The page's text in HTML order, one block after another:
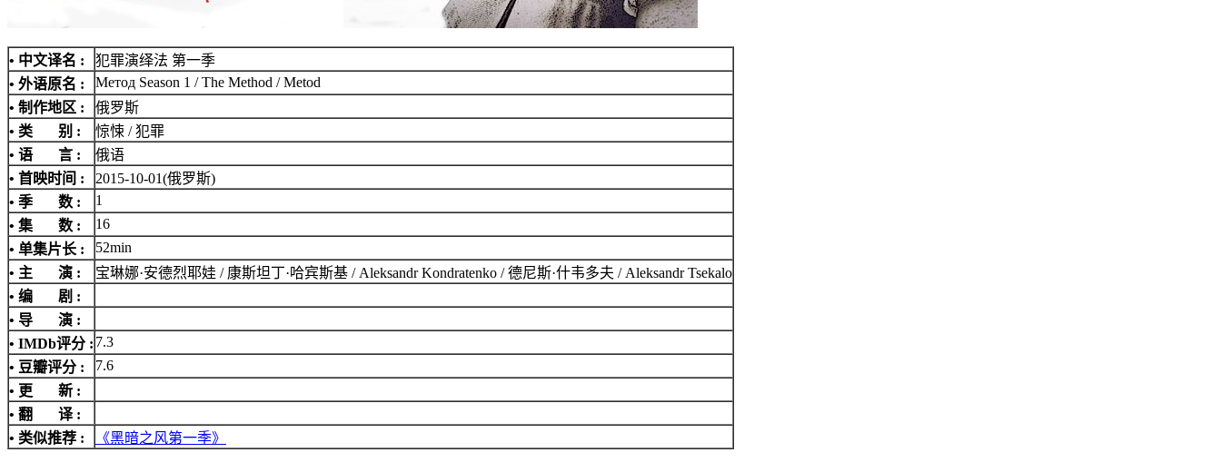
• 中文译名 :
犯罪演绎法 第一季
• 外语原名 :
Метод Season 1 / The Method / Metod
• 制作地区 :
俄罗斯
• 类 别 :
惊悚 / 犯罪
• 语 言 :
俄语
• 首映时间 :
2015-10-01(俄罗斯)
• 季 数 :
1
• 集 数 :
16
• 单集片长 :
52min
• 主 演 :
宝琳娜·安德烈耶娃 / 康斯坦丁·哈宾斯基 / Aleksandr Kondratenko / 德尼斯·什韦多夫 / Aleksandr Tsekalo
• 编 剧 :
• 导 演 :
• IMDb评分 : 7.3
• 豆瓣评分 :
7.6
• 更 新 :
• 翻 译 :
• 类似推荐 :
《黑暗之风第一季》